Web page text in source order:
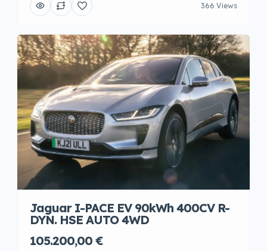
366 Views
Jaguar I-PACE EV 90kWh 400CV R-
DYN. HSE AUTO 4WD
105.200,00 €